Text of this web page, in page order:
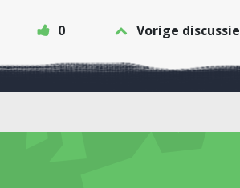
0 Vorige discussie